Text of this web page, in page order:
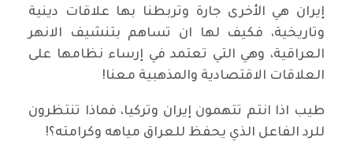
إيران هي الأخرى جارة وتربطنا بها علاقات دينية
وتاريخية، فكيف لها ان تساهم بتنشيف الانهر
العراقية، وهي التي تعتمد في إرساء نظامها على
العلاقات الاقتصادية والمذهبية معنا!
طيب اذا انتم تتهمون إيران وتركيا، فماذا تنتظرون
للرد الفاعل الذي يحفظ للعراق مياهه وكرامته؟!